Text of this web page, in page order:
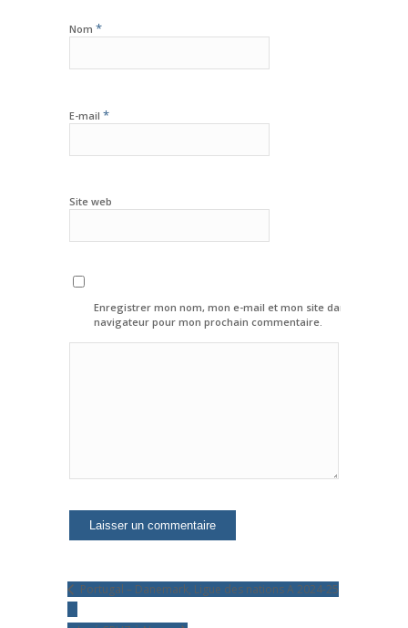
Nom *
E-mail *
Site web
Enregistrer mon nom, mon e-mail et mon site dans le
navigateur pour mon prochain commentaire.
Portugal – Danemark, Ligue des nations A 2024-25